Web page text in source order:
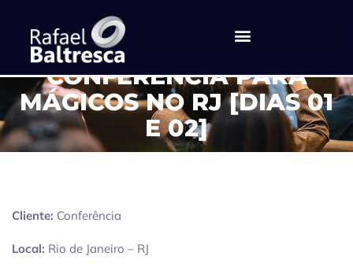
CONFERÊNCIA – RJ –
CONFERÊNCIA PARA
MÁGICOS NO RJ [DIAS 01
E 02]
Cliente: Conferência
Local: Rio de Janeiro – RJ